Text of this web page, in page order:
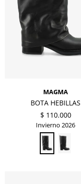
MAGMA
BOTA HEBILLAS
$ 110.000
Invierno 2026